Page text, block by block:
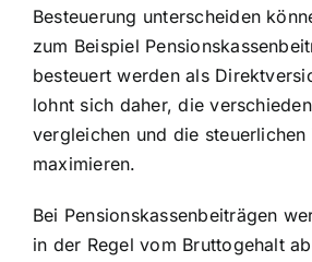
Besteuerung unterscheiden
zum Beispiel
besteuert werden als
lohnt sich daher, die
vergleichen und die steuerlichen
maximieren.
Bei Pensionskassenbeiträgen
in der Regel vom Bruttogehalt